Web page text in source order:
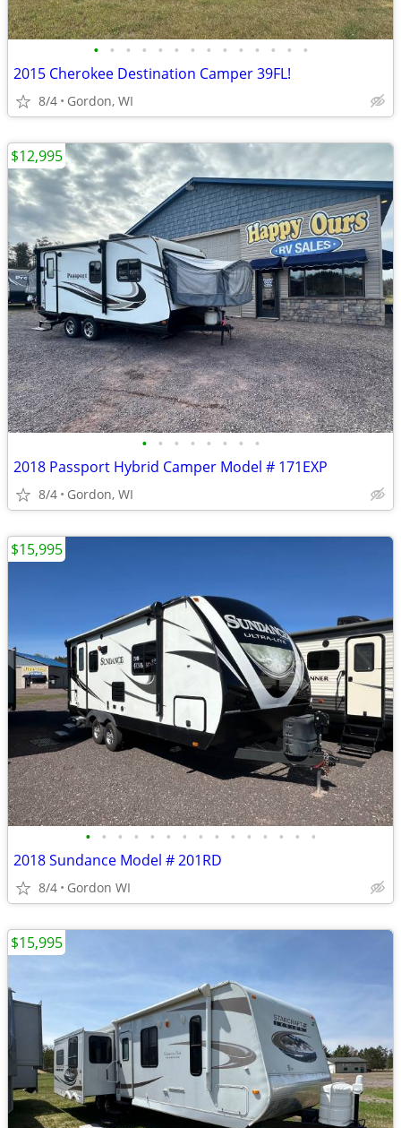
• • • • • • • • • • • • • •
2015 Cherokee Destination Camper 39FL!
8/4 Gordon, WI
• • • • • • • •
2018 Passport Hybrid Camper Model # 171EXP
8/4 Gordon, WI
$12,995
• • • • • • • • • • • • • • •
2018 Sundance Model # 201RD
8/4 Gordon WI
$15,995
$15,995